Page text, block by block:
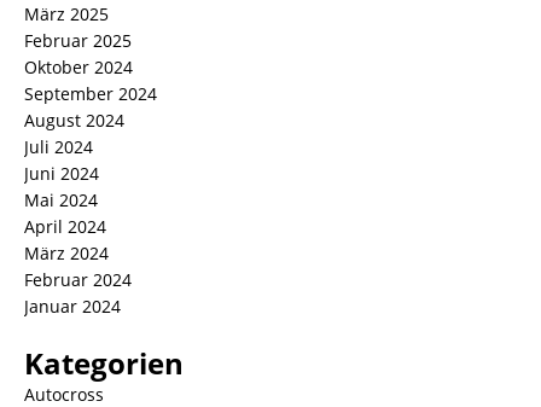
März 2025
Februar 2025
Oktober 2024
September 2024
August 2024
Juli 2024
Juni 2024
Mai 2024
April 2024
März 2024
Februar 2024
Januar 2024
Kategorien
Autocross